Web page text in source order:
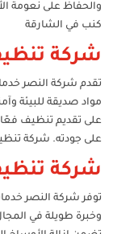
والحفاظ على نعومة
كنب في الشارقة
شركة
تقدم شركة النصر
مواد صديقة للبيئة
على تقديم تنظيف
على جودته. شركة
شركة
توفر شركة النصر
وخبرة طويلة في